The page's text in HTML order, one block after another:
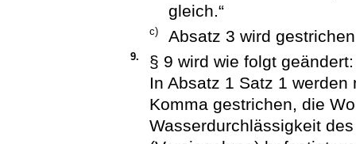
gleich.“
c) Absatz 3 wird
9.
§ 9 wird wie folgt geändert:
In Absatz 1 Satz 1 werden
Komma gestrichen, die
Wasserdurchlässigkeit